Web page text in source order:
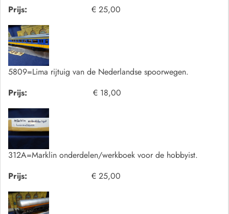
Prijs:
€ 25,00
5809=Lima rijtuig van de Nederlandse spoorwegen.
Prijs:
€ 18,00
312A=Marklin onderdelen/werkboek voor de hobbyist.
Prijs:
€ 25,00